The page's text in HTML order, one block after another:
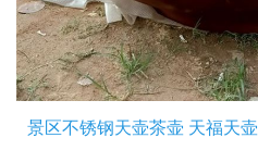
景区不锈钢天壶茶壶 天福天壶